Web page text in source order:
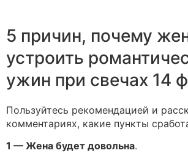
5 причин, почему
устроить
ужин при свечах 14
Пользуйтесь рекомендацией и
комментариях, какие пункты
1 — Жена будет довольна.